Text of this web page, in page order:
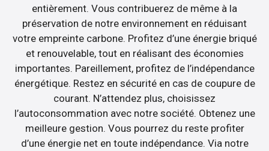
entièrement. Vous contribuerez de même à la
préservation de notre environnement en réduisant
votre empreinte carbone. Profitez d’une énergie briqué
et renouvelable, tout en réalisant des économies
importantes. Pareillement, profitez de l’indépendance
énergétique. Restez en sécurité en cas de coupure de
courant. N’attendez plus, choisissez
l’autoconsommation avec notre société. Obtenez une
meilleure gestion. Vous pourrez du reste profiter
d’une énergie net en toute indépendance. Via notre